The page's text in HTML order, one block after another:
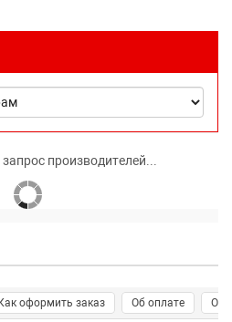
производителей...
Как оформить заказ Об оплате О